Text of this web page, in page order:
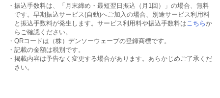
・振込手数料は、「月末締め・最短翌日振込（月1回）」の場合、無料
です。早期振込サービス(自動)へご加入の場合、別途サービス利用料
と振込手数料が発生します。サービス利用料や振込手数料はこちらか
らご確認ください。
・QRコードは（株）デンソーウェーブの登録商標です。
・記載の金額は税別です。
・掲載内容は予告なく変更する場合があります。あらかじめご了承くだ
さい。